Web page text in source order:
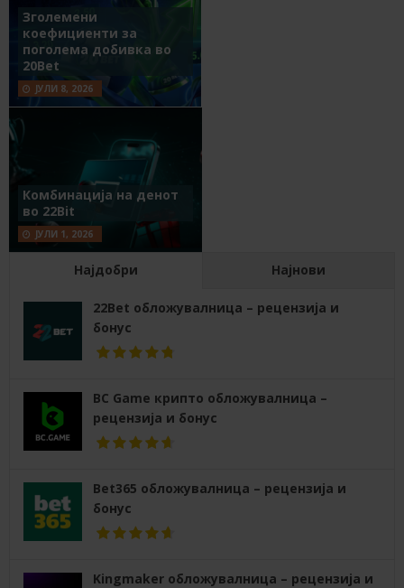
Зголемени
коефициенти за
поголема добивка во
20Bet
ЈУЛИ 8, 2026
Комбинација на денот
во 22Bit
ЈУЛИ 1, 2026
Најдобри Најнови
22Bet обложувалница – рецензија и
бонус
BC Game крипто обложувалница –
рецензија и бонус
Bet365 обложувалница – рецензија и
бонус
Kingmaker обложувалница – рецензија и